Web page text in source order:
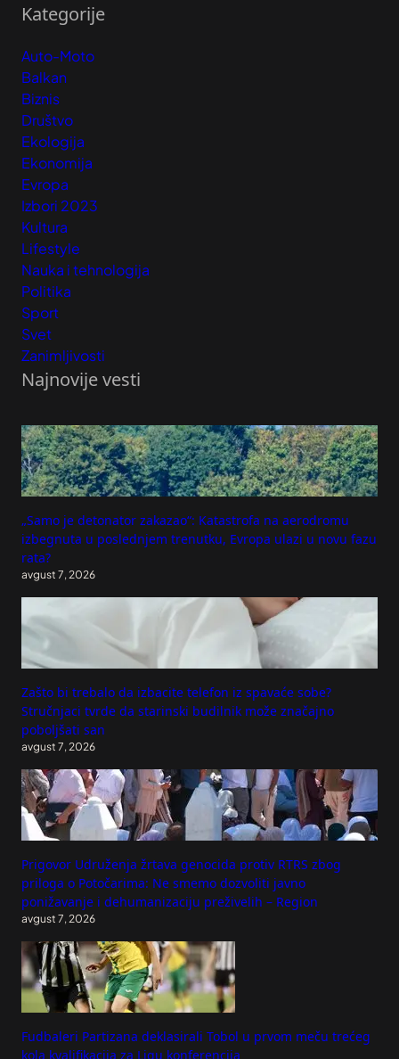
Kategorije
Auto-Moto
Balkan
Biznis
Društvo
Ekologija
Ekonomija
Evropa
Izbori 2023
Kultura
Lifestyle
Nauka i tehnologija
Politika
Sport
Svet
Zanimljivosti
Najnovije vesti
„Samo je detonator zakazao“: Katastrofa na aerodromu
izbegnuta u poslednjem trenutku, Evropa ulazi u novu fazu
rata?
avgust 7, 2026
Zašto bi trebalo da izbacite telefon iz spavaće sobe?
Stručnjaci tvrde da starinski budilnik može značajno
poboljšati san
avgust 7, 2026
Prigovor Udruženja žrtava genocida protiv RTRS zbog
priloga o Potočarima: Ne smemo dozvoliti javno
ponižavanje i dehumanizaciju preživelih – Region
avgust 7, 2026
Fudbaleri Partizana deklasirali Tobol u prvom meču trećeg
kola kvalifikacija za Ligu konferencija